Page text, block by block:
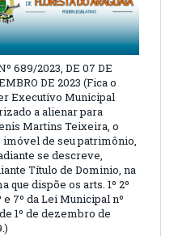
689/2023, DE 07 DE
DE 2023 (Fica o
Executivo Municipal
a alienar para
Martins Teixeira, o
imóvel de seu patrimônio,
se descreve,
Título de Dominio, na
que dispõe os arts. 1º 2º
e 7º da Lei Municipal nº
1º de dezembro de